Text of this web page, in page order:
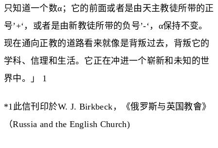
只知道一个数α；它的前面或者是由天主教徒所带的正
号’+‘，或者是由新教徒所带的负号’-‘，α保持不变。
现在通向正教的道路看来就像是背叛过去，背叛它的
学科、信理和生活。它正在冲进一个崭新和未知的世
界中。」 1
*1此信刊印於W. J. Birkbeck，《俄罗斯与英国教會》
（Russia and the English Church)